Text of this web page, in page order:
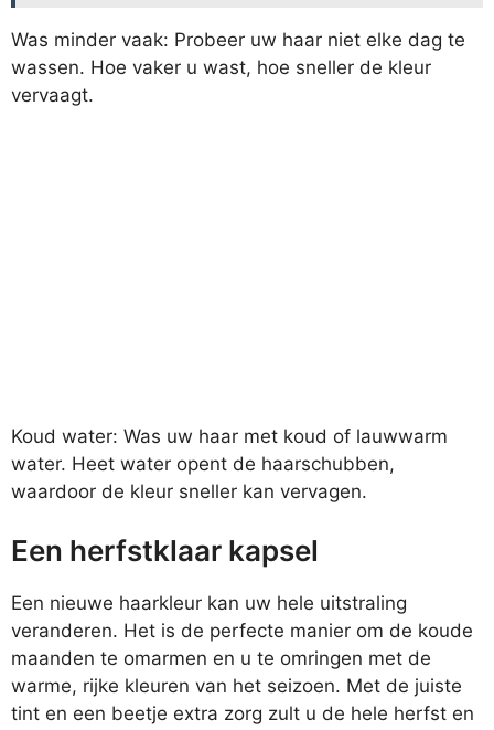
Was minder vaak: Probeer uw haar niet elke dag te
wassen. Hoe vaker u wast, hoe sneller de kleur
vervaagt.
Koud water: Was uw haar met koud of lauwwarm
water. Heet water opent de haarschubben,
waardoor de kleur sneller kan vervagen.
Een herfstklaar kapsel
Een nieuwe haarkleur kan uw hele uitstraling
veranderen. Het is de perfecte manier om de koude
maanden te omarmen en u te omringen met de
warme, rijke kleuren van het seizoen. Met de juiste
tint en een beetje extra zorg zult u de hele herfst en